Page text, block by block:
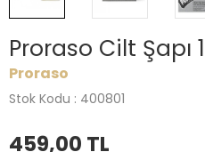
Proraso Cilt Şapı
Proraso
Stok Kodu : 400801
459,00 TL